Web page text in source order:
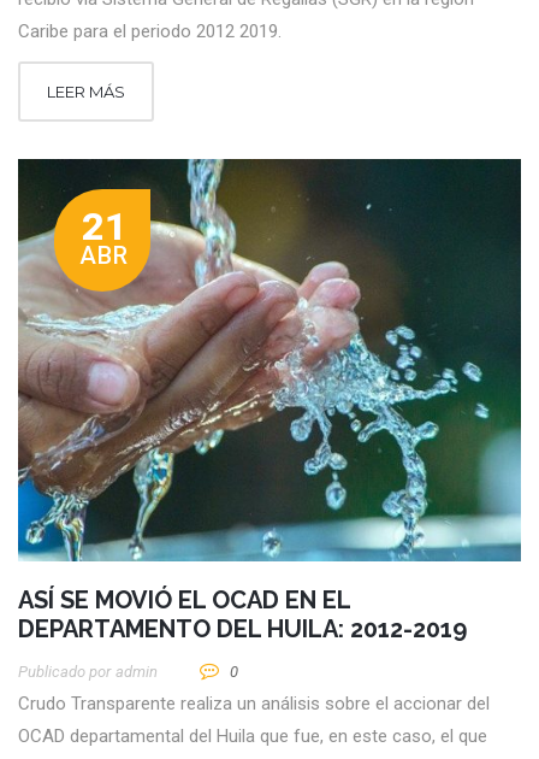
Caribe para el periodo 2012 2019.
LEER MÁS
21
ABR
ASÍ SE MOVIÓ EL OCAD EN EL
DEPARTAMENTO DEL HUILA: 2012-2019
Publicado por Admin 0
Crudo Transparente realiza un análisis sobre el accionar del
OCAD departamental del Huila que fue, en este caso, el que